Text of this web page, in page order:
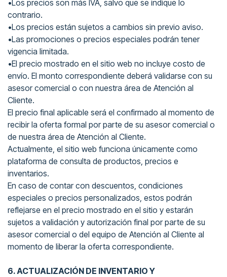
•Los precios son más IVA, salvo que se indique lo
contrario.
•Los precios están sujetos a cambios sin previo aviso.
•Las promociones o precios especiales podrán tener
vigencia limitada.
•El precio mostrado en el sitio web no incluye costo de
envío. El monto correspondiente deberá validarse con su
asesor comercial o con nuestra área de Atención al
Cliente.
El precio final aplicable será el confirmado al momento de
recibir la oferta formal por parte de su asesor comercial o
de nuestra área de Atención al Cliente.
Actualmente, el sitio web funciona únicamente como
plataforma de consulta de productos, precios e
inventarios.
En caso de contar con descuentos, condiciones
especiales o precios personalizados, estos podrán
reflejarse en el precio mostrado en el sitio y estarán
sujetos a validación y autorización final por parte de su
asesor comercial o del equipo de Atención al Cliente al
momento de liberar la oferta correspondiente.
6. ACTUALIZACIÓN DE INVENTARIO Y